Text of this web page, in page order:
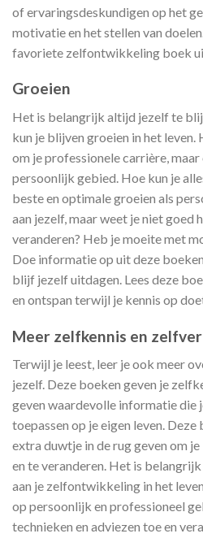
of ervaringsdeskundigen op het
motivatie en het stellen van
favoriete zelfontwikkeling boek
Groeien
Het is belangrijk altijd jezelf te
kun je blijven groeien in het
om je professionele carrière,
persoonlijk gebied. Hoe kun je
beste en optimale groeien als
aan jezelf, maar weet je niet goed
veranderen? Heb je moeite met
Doe informatie op uit deze
blijf jezelf uitdagen. Lees deze
en ontspan terwijl je kennis op
Meer zelfkennis en
Terwijl je leest, leer je ook meer
jezelf. Deze boeken geven je
geven waardevolle informatie die
toepassen op je eigen leven.
extra duwtje in de rug geven om
en te veranderen. Het is
aan je zelfontwikkeling in het
op persoonlijk en professioneel
technieken en adviezen toe en